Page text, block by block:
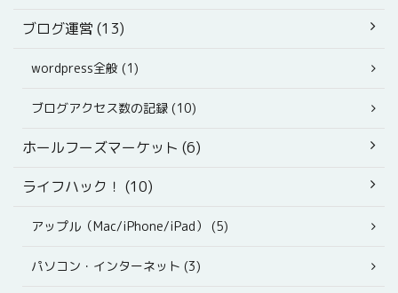
ブログ運営 (13)
wordpress全般 (1)
ブログアクセス数の記録 (10)
ホールフーズマーケット (6)
ライフハック！ (10)
アップル（Mac/iPhone/iPad） (5)
パソコン・インターネット (3)